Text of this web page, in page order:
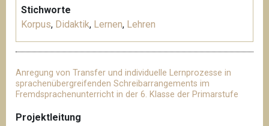
Stichworte
Korpus, Didaktik, Lernen, Lehren
Anregung von Transfer und individuelle Lernprozesse in
sprachenübergreifenden Schreibarrangements im
Fremdsprachenunterricht in der 6. Klasse der Primarstufe
Projektleitung